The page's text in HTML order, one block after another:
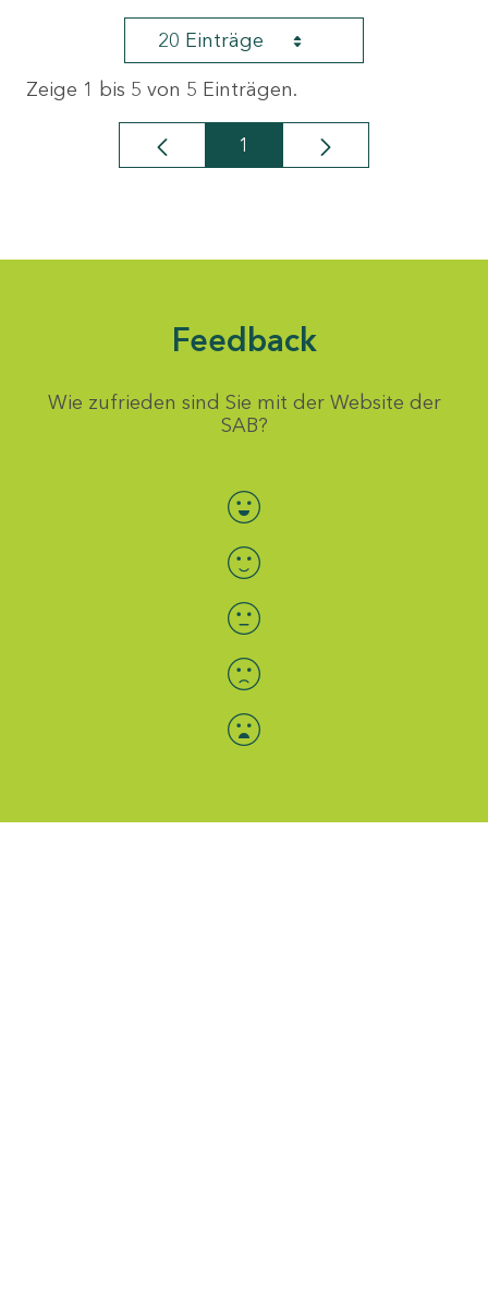
20 Einträge
Zeige 1 bis 5 von 5 Einträgen.
Seite
1
Feedback
Wie zufrieden sind Sie mit der Website der
SAB?
Bewertung auswählen